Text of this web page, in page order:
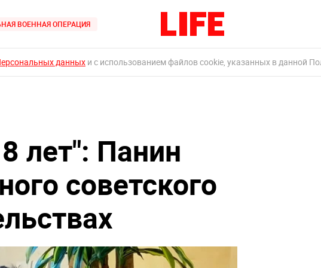
ВОЕННАЯ ОПЕРАЦИЯ
данных и с использованием файлов cookie, указанных в данной
лет": Панин
советского